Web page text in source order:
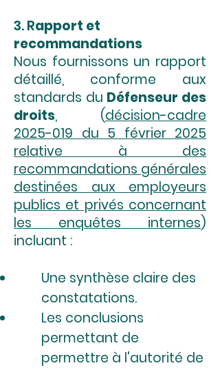
3. Rapport et
recommandations
Nous fournissons un rapport
détaillé, conforme aux
standards du Défenseur des
droits, (décision-cadre
2025-019 du 5 février 2025
relative à des
recommandations générales
destinées aux employeurs
publics et privés concernant
les enquêtes internes)
incluant :
Une synthèse claire des
constatations.
Les conclusions
permettant de
permettre à l'autorité de